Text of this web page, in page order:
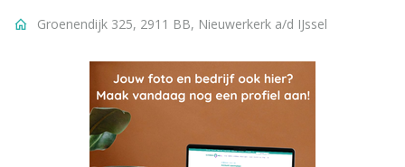
Groenendijk 325, 2911 BB, Nieuwerkerk a/d IJssel